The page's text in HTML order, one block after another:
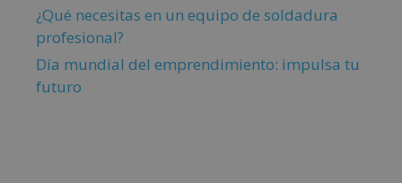
¿Qué necesitas en un equipo de soldadura
profesional?
Día mundial del emprendimiento: impulsa tu
futuro